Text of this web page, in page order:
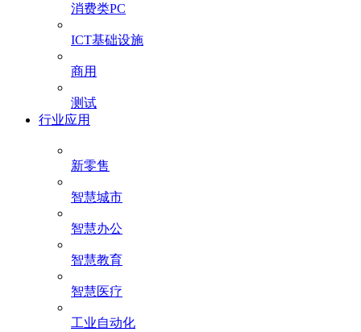
消费类PC
ICT基础设施
商用
测试
行业应用
新零售
智慧城市
智慧办公
智慧教育
智慧医疗
工业自动化